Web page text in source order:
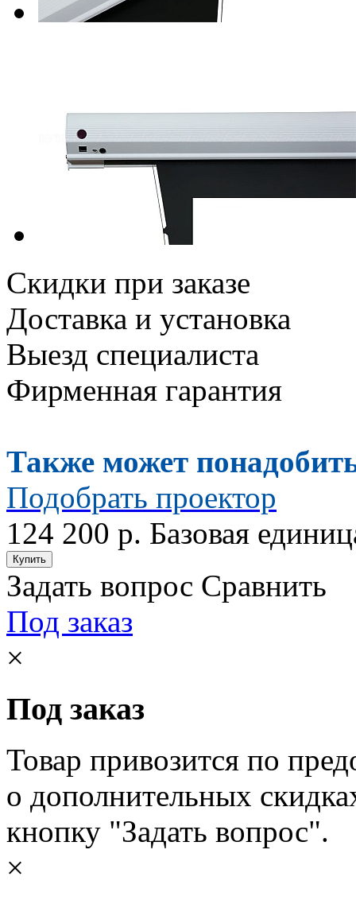
Скидки при заказе
Доставка и установка
Выезд специалиста
Фирменная гарантия
Также может
Подобрать проектор
124 200 р. Базовая
Задать вопрос Сравнить
Под заказ
×
Под заказ
Товар привозится по
о дополнительных
кнопку "Задать вопрос".
×